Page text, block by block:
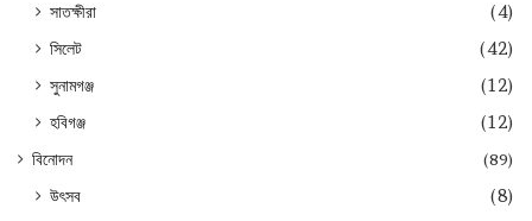
সাতক্ষীরা
(4)
সিলেট
(42)
সুনামগঞ্জ
(12)
হবিগঞ্জ
(12)
বিনোদন (89)
উৎসব
(8)